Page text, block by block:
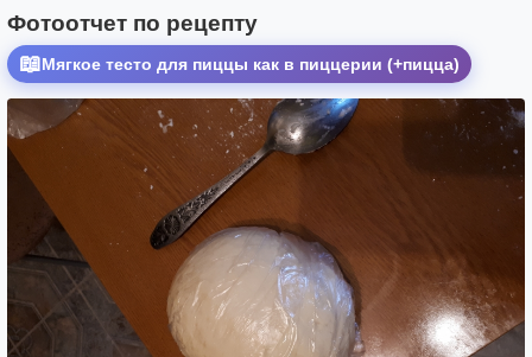
Фотоотчет по рецепту
📖Мягкое тесто для пиццы как в пиццерии (+пицца)